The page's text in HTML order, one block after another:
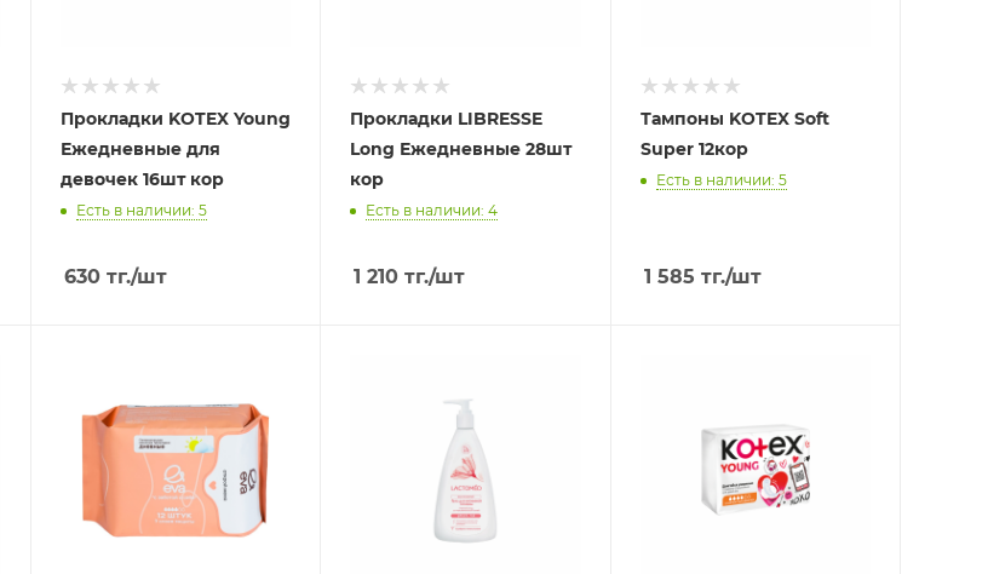
Прокладки KOTEX Young
Ежедневные для
девочек 16шт кор
Есть в наличии: 5
630тг./шт
Прокладки LIBRESSE
Long Ежедневные 28шт
кор
Есть в наличии: 4
1 210 тг./шт
Тампоны KOTEX Soft
Super 12кор
Есть в наличии: 5
1 585 тг./шт